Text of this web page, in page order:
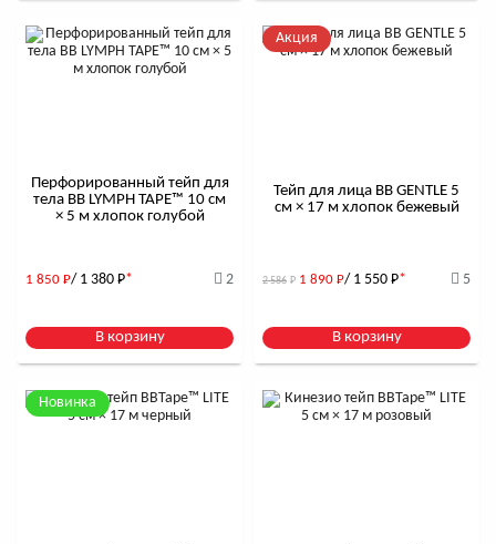
Перфорированный тейп для
тела BB LYMPH TAPE™ 10 см
× 5 м хлопок голубой
1 850 Р/ 1 380 Р* 2
В корзину
Акция
Тейп для лица BB GENTLE 5
см × 17 м хлопок бежевый
2 586 Р 1 890 Р/ 1 550 Р* 5
В корзину
Новинка